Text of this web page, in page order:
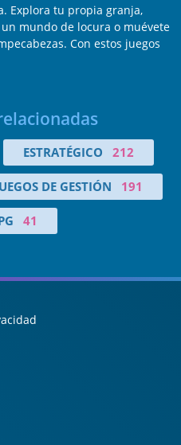
Explora tu propia granja,
mundo de locura o muévete
Con estos juegos
ESTRATÉGICO 212
DE GESTIÓN 191
41